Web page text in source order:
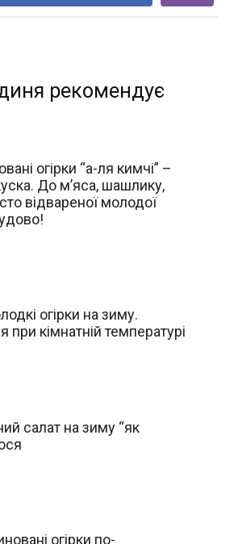
рекомендує
огірки “а-ля кимчі” –
До м’яса, шашлику,
відвареної молодої
огірки на зиму.
при кімнатній температурі
салат на зиму “як
огірки по-